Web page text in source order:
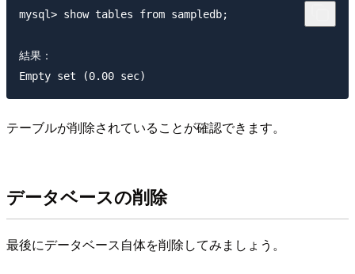
mysql> show tables from sampledb;
結果：
テーブルが削除されていることが確認できます。
データベースの削除
最後にデータベース自体を削除してみましょう。